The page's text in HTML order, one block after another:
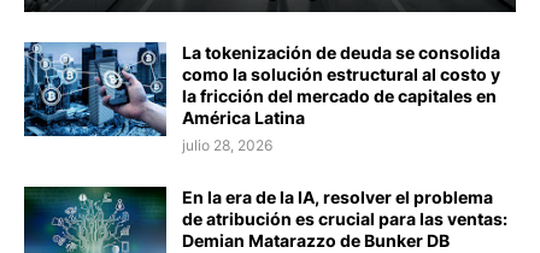
La tokenización de deuda se consolida
como la solución estructural al costo y
la fricción del mercado de capitales en
América Latina
julio 28, 2026
En la era de la IA, resolver el problema
de atribución es crucial para las ventas:
Demian Matarazzo de Bunker DB